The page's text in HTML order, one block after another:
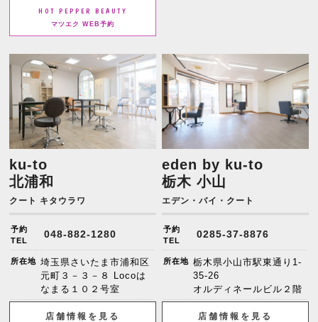
HOT PEPPER BEAUTY
マツエク WEB予約
ku-to
北浦和
クート キタウラワ
予約
TEL
048-882-1280
所在地 埼玉県さいたま市浦和区
元町３－３－８ Locoは
なまる１０２号室
店舗情報を見る
eden by ku-to
栃木 小山
エデン・バイ・クート
予約
TEL
0285-37-8876
所在地 栃木県小山市駅東通り1-
35-26
オルディネールビル２階
店舗情報を見る